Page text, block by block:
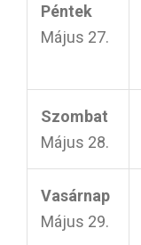
Péntek
Május 27.
Szombat
Május 28.
Vasárnap
Május 29.